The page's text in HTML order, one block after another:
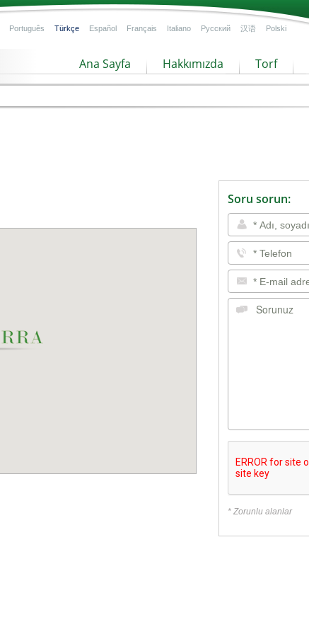
Português Türkçe Español Français Italiano Русский 汉语 Polski
Ana Sayfa Hakkımızda Torf
Soru sorun:
* Zorunlu alanlar